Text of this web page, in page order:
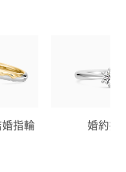
指輪 婚約指